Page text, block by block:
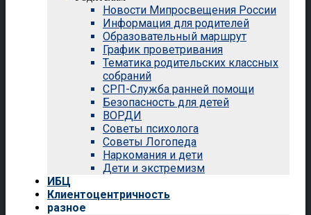
Новости Мипросвещения России
Информация для родителей
Образовательный маршрут
График проветривания
Тематика родительских классных
собраний
СРП-Служба ранней помощи
Безопасность для детей
ВОРДИ
Советы психолога
Советы Логопеда
Наркомания и дети
Дети и экстремизм
ИБЦ
Клиентоцентричность
разное